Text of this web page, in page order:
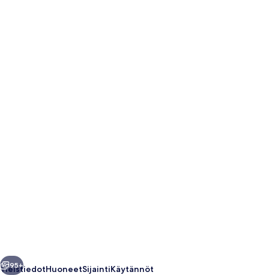
Seuraava
95+
YleistiedotHuoneetSijaintiKäytännöt